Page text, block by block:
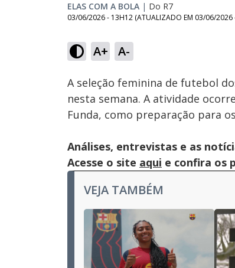
ELAS COM A BOLA | Do R7
03/06/2026 - 13H12 (ATUALIZADO EM 03/06/2026
A+ A-
Ativar
Som
A seleção feminina de futebol
nesta semana. A atividade
Funda, como preparação para
Análises, entrevistas e as
Acesse o site aqui e confira os
VEJA TAMBÉM